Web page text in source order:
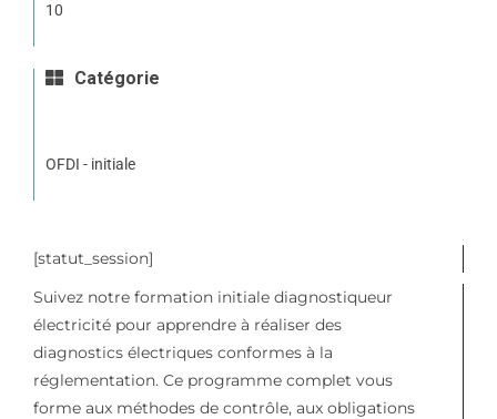
10
Catégorie
OFDI - initiale
[statut_session]
Suivez notre formation initiale diagnostiqueur
électricité pour apprendre à réaliser des
diagnostics électriques conformes à la
réglementation. Ce programme complet vous
forme aux méthodes de contrôle, aux obligations